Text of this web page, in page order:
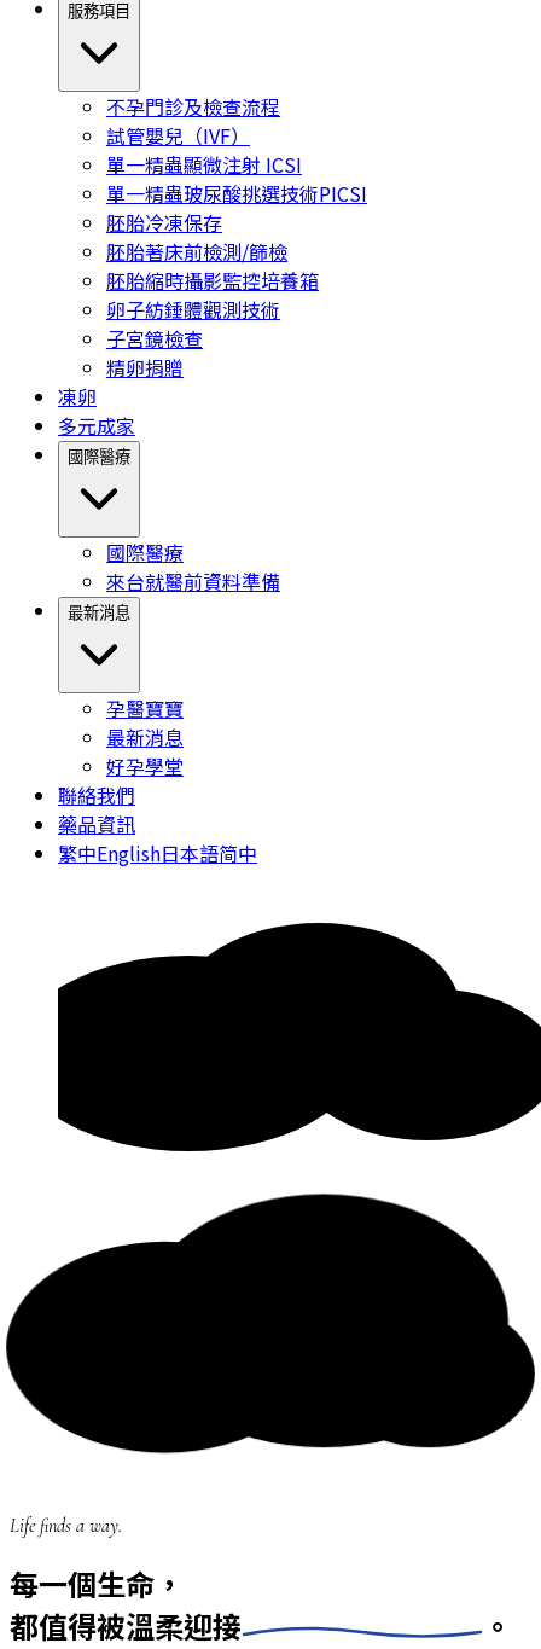
服務項目
不孕門診及檢查流程
試管嬰兒（IVF）
單一精蟲顯微注射 ICSI
單一精蟲玻尿酸挑選技術PICSI
胚胎冷凍保存
胚胎著床前檢測/篩檢
胚胎縮時攝影監控培養箱
卵子紡錘體觀測技術
子宮鏡檢查
精卵捐贈
凍卵
多元成家
國際醫療
國際醫療
來台就醫前資料準備
最新消息
孕醫寶寶
最新消息
好孕學堂
聯絡我們
藥品資訊
繁中English日本語简中
Life finds a way.
每一個生命，
都值得被溫柔迎接 。